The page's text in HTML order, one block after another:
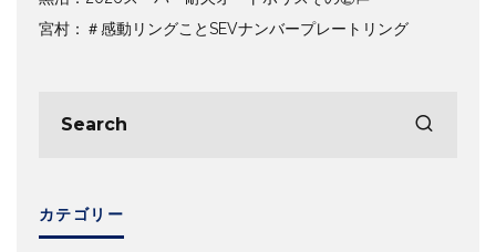
宮村：＃感動リングことSEVナンバープレートリング
カテゴリー